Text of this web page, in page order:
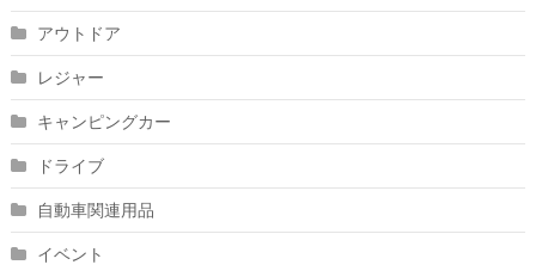
アウトドア
レジャー
キャンピングカー
ドライブ
自動車関連用品
イベント